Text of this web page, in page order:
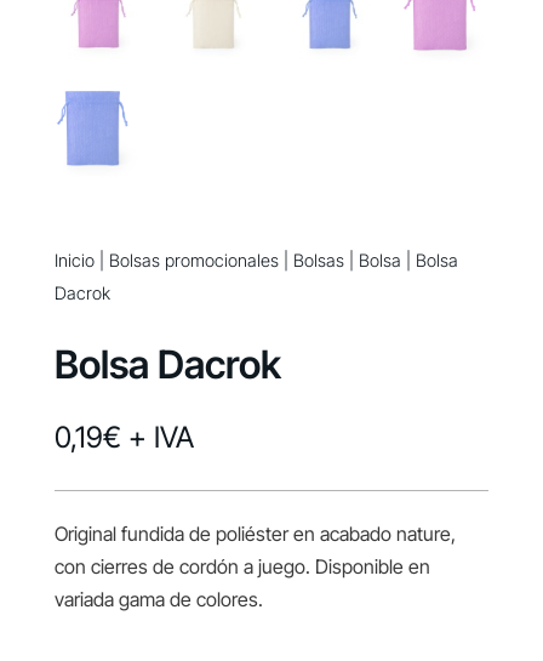
Inicio| Bolsas promocionales| Bolsas| Bolsa | Bolsa
Dacrok
Bolsa Dacrok
0,19€ + IVA
Original fundida de poliéster en acabado nature,
con cierres de cordón a juego. Disponible en
variada gama de colores.